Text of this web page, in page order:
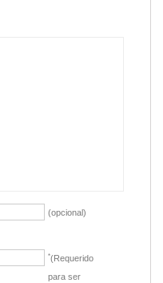
(opcional)
*(Requerido
para ser